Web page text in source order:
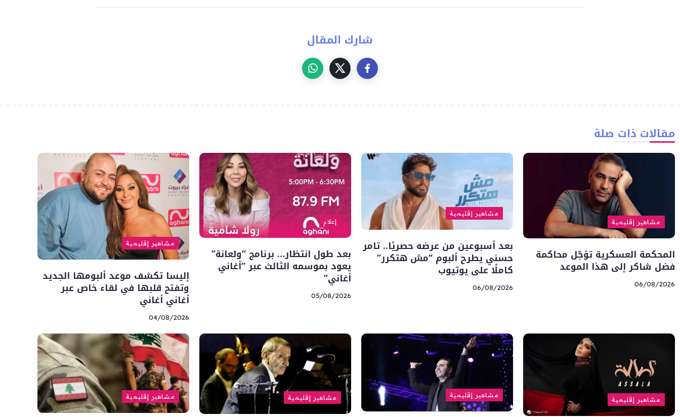
شارك المقال
مقالات ذات صلة
مشاهير إقليمية
المحكمة العسكرية تؤجّل محاكمة
فضل شاكر إلى هذا الموعد
06/08/2026
مشاهير إقليمية
بعد أسبوعين من عرضه حصريًا.. تامر
حسني يطرح ألبوم “مش هتكرر”
كاملًا على يوتيوب
06/08/2026
إعلام
بعد طول انتظار… برنامج “ولعانة”
يعود بموسمه الثالث عبر “أغاني
أغاني”
05/08/2026
مشاهير إقليمية
إليسا تكشف موعد ألبومها الجديد
وتفتح قلبها في لقاء خاص عبر
أغاني أغاني
04/08/2026
مشاهير إقليمية
مشاهير إقليمية مشاهير إقليمية مشاهير إقليمية